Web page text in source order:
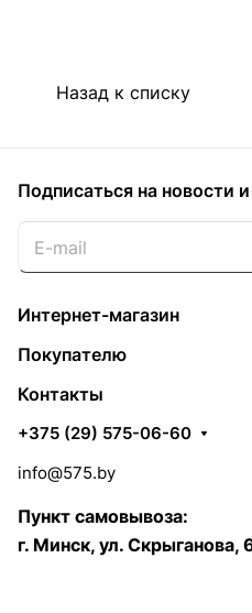
Назад к списку
Подписаться на новости
Интернет-магазин
Покупателю
Контакты
+375 (29) 575-06-60
info@575.by
Пункт самовывоза:
г. Минск, ул. Скрыганова,